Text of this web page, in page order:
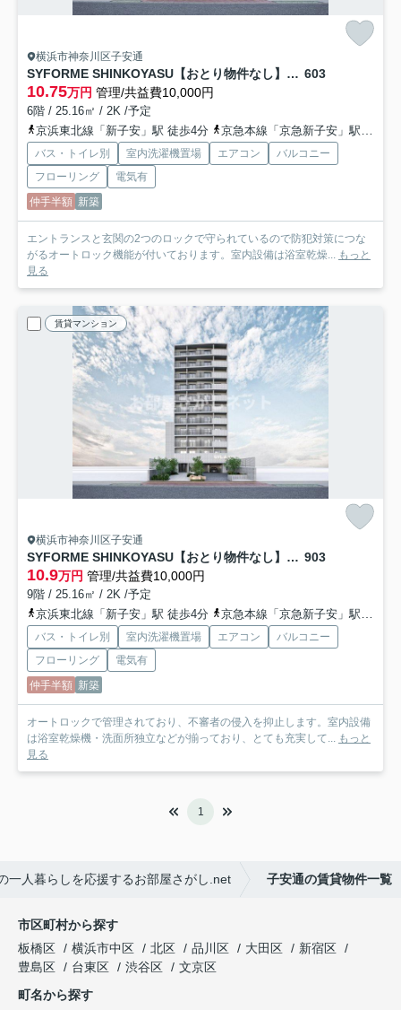
横浜市神奈川区子安通
SYFORME SHINKOYASU【おとり物件なし】#学生・社会人にオススメ！ 603
10.75万円 管理/共益費10,000円
6階 / 25.16㎡ / 2K /予定
京浜東北線「新子安」駅 徒歩4分
京急本線「京急新子安」駅 徒歩4分
バス・トイレ別 室内洗濯機置場 エアコン
バルコニー
フローリング
電気有
仲手半額 新築
エントランスと玄関の2つのロックで守られているので防犯対策につな
がるオートロック機能が付いております。室内設備は浴室乾燥... もっと
見る
賃貸マンション
横浜市神奈川区子安通
SYFORME SHINKOYASU【おとり物件なし】#学生・社会人にオススメ！ 903
10.9万円 管理/共益費10,000円
9階 / 25.16㎡ / 2K /予定
京浜東北線「新子安」駅 徒歩4分
京急本線「京急新子安」駅 徒歩4分
バス・トイレ別 室内洗濯機置場 エアコン
バルコニー
フローリング
電気有
仲手半額 新築
オートロックで管理されており、不審者の侵入を抑止します。室内設備
は浴室乾燥機・洗面所独立などが揃っており、とても充実して... もっと
見る
1
一人暮らしを応援するお部屋さがし.net 子安通の賃貸物件一覧
市区町村から探す
板橋区
横浜市中区 北区 品川区 大田区
新宿区
豊島区
台東区 渋谷区
文京区
町名から探す